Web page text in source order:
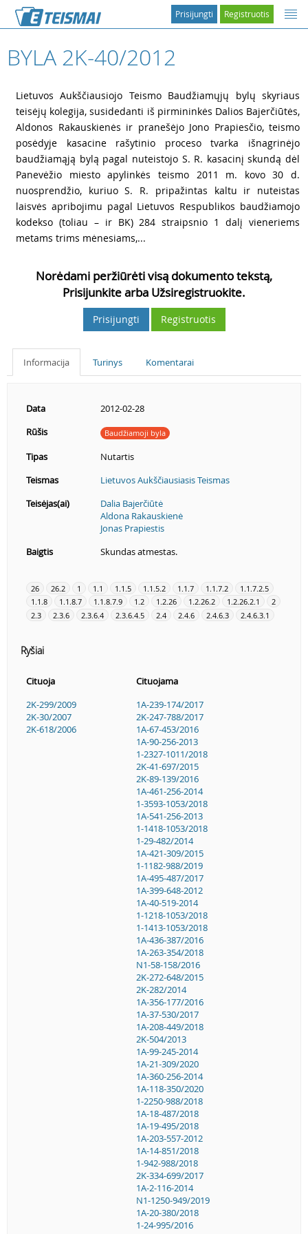
Registruotis
Prisijungti
BYLA 2K-40/2012
Lietuvos Aukščiausiojo Teismo Baudžiamųjų bylų skyriaus
teisėjų kolegija, susidedanti iš pirmininkės Dalios Bajerčiūtės,
Aldonos Rakauskienės ir pranešėjo Jono Prapiesčio, teismo
posėdyje kasacine rašytinio proceso tvarka išnagrinėjo
baudžiamąją bylą pagal nuteistojo S. R. kasacinį skundą dėl
Panevėžio miesto apylinkės teismo 2011 m. kovo 30 d.
nuosprendžio, kuriuo S. R. pripažintas kaltu ir nuteistas
laisvės apribojimu pagal Lietuvos Respublikos baudžiamojo
kodekso (toliau – ir BK) 284 straipsnio 1 dalį vieneriems
metams trims mėnesiams,...
Norėdami peržiūrėti visą dokumento tekstą,
Prisijunkite arba Užsiregistruokite.
Prisijungti Registruotis
Informacija Turinys Komentarai
Data
2012-02-28
Rūšis
Baudžiamoji byla
Tipas
Nutartis
Teismas
Lietuvos Aukščiausiasis Teismas
Teisėjas(ai)
Dalia Bajerčiūtė
Aldona Rakauskienė
Jonas Prapiestis
Baigtis
Skundas atmestas.
26 26.2 1 1.1 1.1.5 1.1.5.2 1.1.7 1.1.7.2
1.1.7.2.5
1.1.8
1.1.8.7 1.1.8.7.9 1.2 1.2.26 1.2.26.2 1.2.26.2.1
2
2.3
2.3.6 2.3.6.4 2.3.6.4.5 2.4 2.4.6 2.4.6.3 2.4.6.3.1
Ryšiai
Cituoja
Cituojama
2K-299/2009
2K-30/2007
2K-618/2006
1A-239-174/2017
2K-247-788/2017
1A-67-453/2016
1A-90-256-2013
1-2327-1011/2018
2K-41-697/2015
2K-89-139/2016
1A-461-256-2014
1-3593-1053/2018
1A-541-256-2013
1-1418-1053/2018
1-29-482/2014
1A-421-309/2015
1-1182-988/2019
1A-495-487/2017
1A-399-648-2012
1A-40-519-2014
1-1218-1053/2018
1-1413-1053/2018
1A-436-387/2016
1A-263-354/2018
N1-58-158/2016
2K-272-648/2015
2K-282/2014
1A-356-177/2016
1A-37-530/2017
1A-208-449/2018
2K-504/2013
1A-99-245-2014
1A-21-309/2020
1A-360-256-2014
1A-118-350/2020
1-2250-988/2018
1A-18-487/2018
1A-19-495/2018
1A-203-557-2012
1A-14-851/2018
1-942-988/2018
2K-334-699/2017
1A-2-116-2014
N1-1250-949/2019
1A-20-380/2018
1-24-995/2016